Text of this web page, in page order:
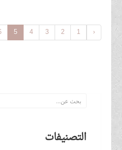
‹
1
2
3
4
5
التصنيفات